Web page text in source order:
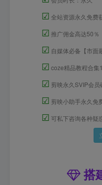
☑ 全站资源永久免费
☑ 推广佣金高达50％
☑ 自媒体必备【市面
☑ coze精品教程合集
☑ 剪映永久SVIP会员
☑ 剪映小助手永久免
☑ 可私下咨询各种疑
搭